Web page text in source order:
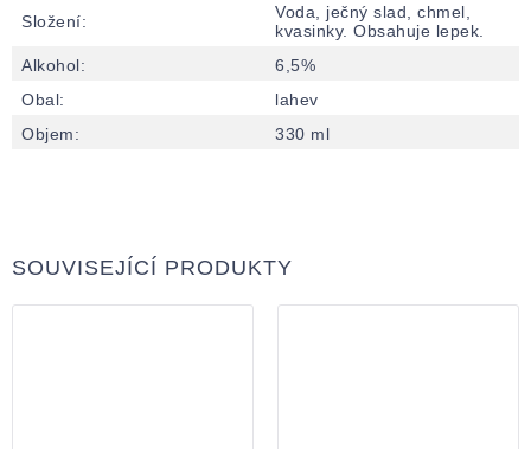
Složení:
Voda, ječný slad, chmel,
kvasinky. Obsahuje lepek.
Alkohol:
6,5%
Obal:
lahev
Objem: 330 ml
SOUVISEJÍCÍ PRODUKTY